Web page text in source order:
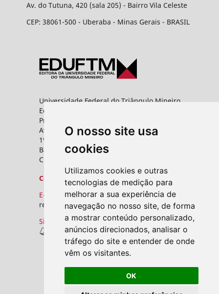
O nosso site usa
cookies
Utilizamos cookies e outras
tecnologias de medição para
melhorar a sua experiência de
navegação no nosso site, de forma
a mostrar conteúdo personalizado,
anúncios direcionados, analisar o
tráfego do site e entender de onde
vêm os visitantes.
OK
Av. do Tutuna, 420 (sala 205) - Bairro Vila Celeste
CEP: 38061-500 - Uberaba - Minas Gerais - BRASIL
Universidade Federal do Triângulo Mineiro
Editora UFTM
Prédio da Reitoria
Av. Frei Paulino, nº 30,
1º andar - Sala 8 PROPPG
Bairro Abadia
CEP: 38025-180 - Uberaba - MG
Contato
E-mail:
revistas.seer@uftm.edu.br
Site
Revistas UFTM